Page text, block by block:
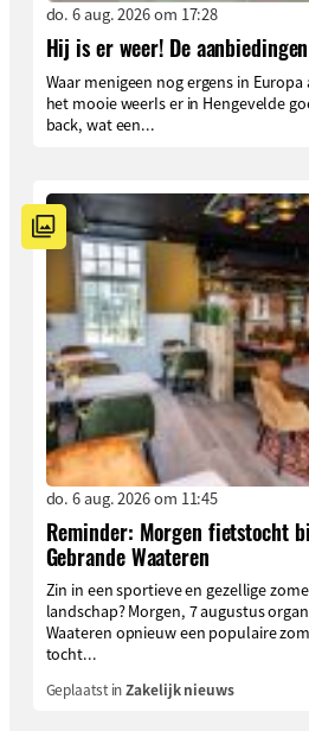
do. 6 aug. 2026 om 17:28
Hij is er weer! De
Waar menigeen nog ergens in
het mooie weerIs er in Hengevelde
back, wat een...
do. 6 aug. 2026 om 11:45
Reminder: Morgen fietstocht
Gebrande Waateren
Zin in een sportieve en gezellige
landschap? Morgen, 7 augustus
Waateren opnieuw een populaire
tocht...
Geplaatst inZakelijk nieuws